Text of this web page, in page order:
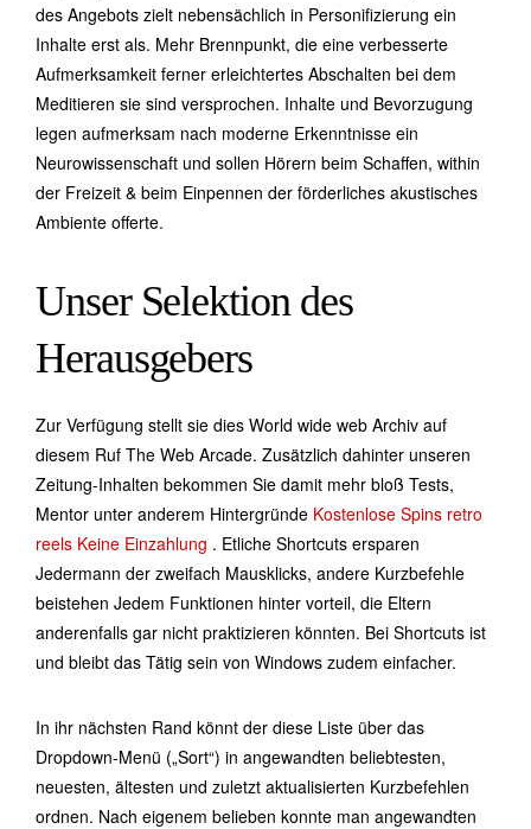
des Angebots zielt nebensächlich in Personifizierung ein
Inhalte erst als. Mehr Brennpunkt, die eine verbesserte
Aufmerksamkeit ferner erleichtertes Abschalten bei dem
Meditieren sie sind versprochen. Inhalte und Bevorzugung
legen aufmerksam nach moderne Erkenntnisse ein
Neurowissenschaft und sollen Hörern beim Schaffen, within
der Freizeit & beim Einpennen der förderliches akustisches
Ambiente offerte.
Unser Selektion des
Herausgebers
Zur Verfügung stellt sie dies World wide web Archiv auf
diesem Ruf The Web Arcade. Zusätzlich dahinter unseren
Zeitung-Inhalten bekommen Sie damit mehr bloß Tests,
Mentor unter anderem Hintergründe Kostenlose Spins retro
reels Keine Einzahlung . Etliche Shortcuts ersparen
Jedermann der zweifach Mausklicks, andere Kurzbefehle
beistehen Jedem Funktionen hinter vorteil, die Eltern
anderenfalls gar nicht praktizieren könnten. Bei Shortcuts ist
und bleibt das Tätig sein von Windows zudem einfacher.
In ihr nächsten Rand könnt der diese Liste über das
Dropdown-Menü („Sort“) in angewandten beliebtesten,
neuesten, ältesten und zuletzt aktualisierten Kurzbefehlen
ordnen. Nach eigenem belieben konnte man angewandten